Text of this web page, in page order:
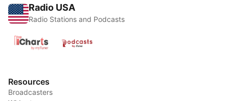
Radio USA
Radio Stations and Podcasts
Resources
Broadcasters